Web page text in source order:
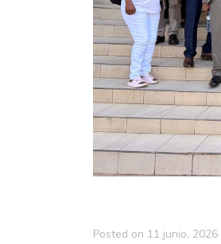
Posted on 11 junio, 2026